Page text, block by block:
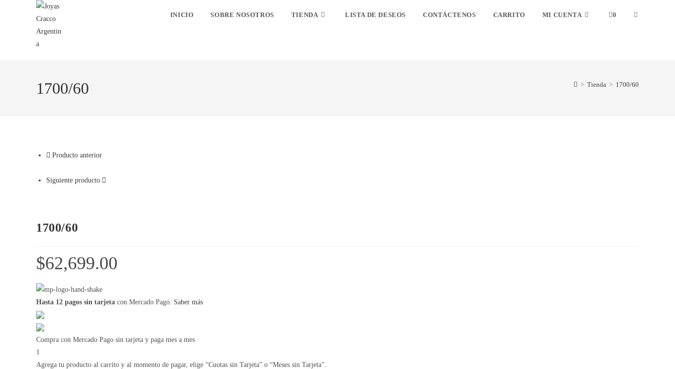
INICIO SOBRE NOSOTROS TIENDA LISTA DE DESEOS CONTÁCTENOS CARRITO MI CUENTA 0
1700/60 > Tienda > 1700/60
Producto anterior
Siguiente producto
1700/60
$62,699.00
Hasta 12 pagos sin tarjeta con Mercado Pago. Saber más
Compra con Mercado Pago sin tarjeta y paga mes a mes
1
Agrega tu producto al carrito y al momento de pagar, elige “Cuotas sin Tarjeta” o “Meses sin Tarjeta”.